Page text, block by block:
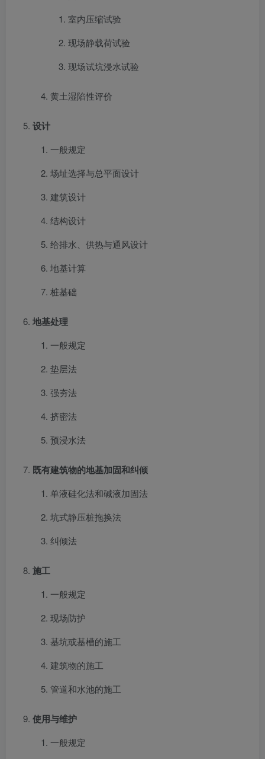
室内压缩试验
现场静载荷试验
现场试坑浸水试验
黄土湿陷性评价
设计
一般规定
场址选择与总平面设计
建筑设计
结构设计
给排水、供热与通风设计
地基计算
桩基础
地基处理
一般规定
垫层法
强夯法
挤密法
预浸水法
既有建筑物的地基加固和纠倾
单液硅化法和碱液加固法
坑式静压桩拖换法
纠倾法
施工
一般规定
现场防护
基坑或基槽的施工
建筑物的施工
管道和水池的施工
使用与维护
一般规定